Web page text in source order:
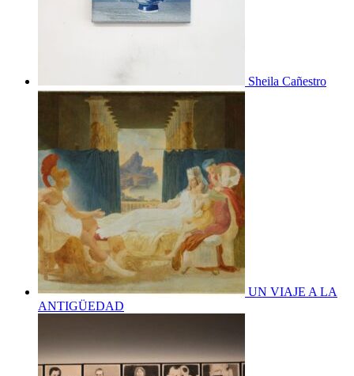
Sheila Cañestro
UN VIAJE A LA
ANTIGÜEDAD